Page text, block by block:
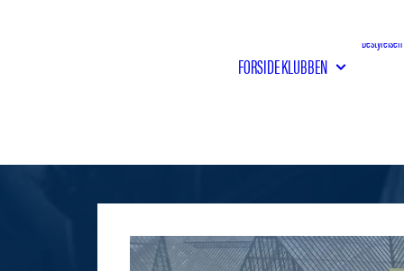
FORSIDEKLUBBEN
Bestyrelsen